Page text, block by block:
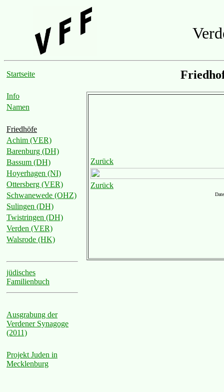
Startseite
Info
Namen
Friedhöfe
Achim (VER)
Barenburg (DH)
Bassum (DH)
Hoyerhagen (NI)
Ottersberg (VER)
Schwanewede (OHZ)
Sulingen (DH)
Twistringen (DH)
Verden (VER)
Walsrode (HK)
jüdisches
Familienbuch
Ausgrabung der
Verdener Synagoge
(2011)
Projekt Juden in
Mecklenburg
Zurück
Zurück